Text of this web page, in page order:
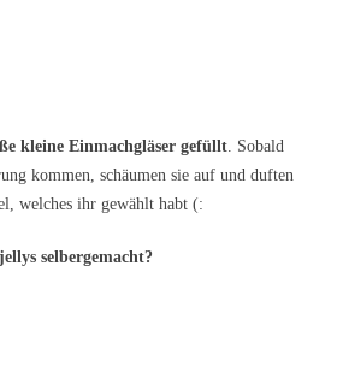
kleine Einmachgläser gefüllt. Sobald
kommen, schäumen sie auf und duften
welches ihr gewählt habt (:
selbergemacht?